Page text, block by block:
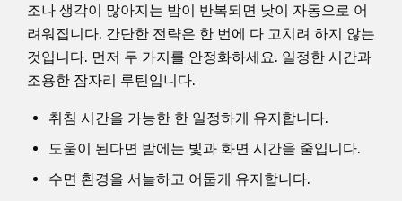
조나 생각이 많아지는 밤이 반복되면 낮이 자동으로 어
려워집니다. 간단한 전략은 한 번에 다 고치려 하지 않는
것입니다. 먼저 두 가지를 안정화하세요. 일정한 시간과
조용한 잠자리 루틴입니다.
취침 시간을 가능한 한 일정하게 유지합니다.
도움이 된다면 밤에는 빛과 화면 시간을 줄입니다.
수면 환경을 서늘하고 어둡게 유지합니다.